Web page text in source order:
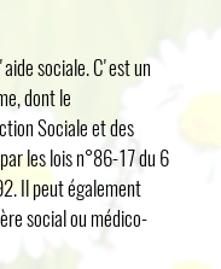
sociale. C'est un
dont le
Sociale et des
les lois n°86-17 du 6
Il peut également
social ou médico-